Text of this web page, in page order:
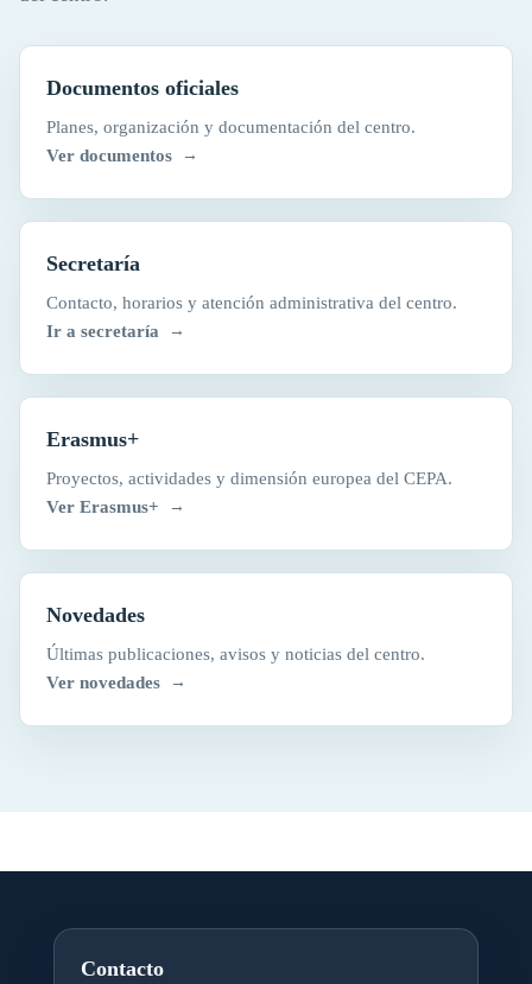
Documentos oficiales
Planes, organización y documentación del centro.
Ver documentos
Secretaría
Contacto, horarios y atención administrativa del centro.
Ir a secretaría
Erasmus+
Proyectos, actividades y dimensión europea del CEPA.
Ver Erasmus+
Novedades
Últimas publicaciones, avisos y noticias del centro.
Ver novedades
Contacto